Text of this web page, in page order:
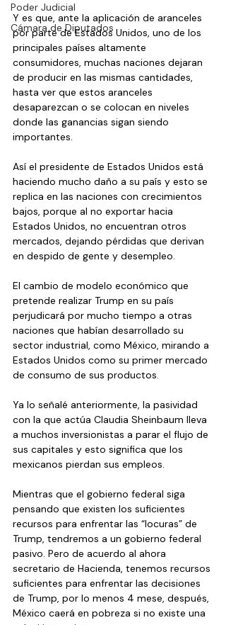
Poder Judicial
Cámara de Diputados
Y es que, ante la aplicación de aranceles
por parte de Estados Unidos, uno de los
principales países altamente
consumidores, muchas naciones dejaran
de producir en las mismas cantidades,
hasta ver que estos aranceles
desaparezcan o se colocan en niveles
donde las ganancias sigan siendo
importantes.
Así el presidente de Estados Unidos está
haciendo mucho daño a su país y esto se
replica en las naciones con crecimientos
bajos, porque al no exportar hacia
Estados Unidos, no encuentran otros
mercados, dejando pérdidas que derivan
en despido de gente y desempleo.
El cambio de modelo económico que
pretende realizar Trump en su país
perjudicará por mucho tiempo a otras
naciones que habían desarrollado su
sector industrial, como México, mirando a
Estados Unidos como su primer mercado
de consumo de sus productos.
Ya lo señalé anteriormente, la pasividad
con la que actúa Claudia Sheinbaum lleva
a muchos inversionistas a parar el flujo de
sus capitales y esto significa que los
mexicanos pierdan sus empleos.
Mientras que el gobierno federal siga
pensando que existen los suficientes
recursos para enfrentar las “locuras” de
Trump, tendremos a un gobierno federal
pasivo. Pero de acuerdo al ahora
secretario de Hacienda, tenemos recursos
suficientes para enfrentar las decisiones
de Trump, por lo menos 4 mese, después,
México caerá en pobreza si no existe una